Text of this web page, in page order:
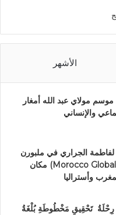
الأشهر
موسم مولاي عبد الله أمغار
والإنساني
الجراري في ملبورن
“موروكو غلوبال” (Morocco Global) مكان
وأستراليا
بَيْنَ النَّصِّ وَالغَوْصِ رِحْلَةُ تَحْقِيقِ مَخْطُوطَةِ بُلْغَةُ